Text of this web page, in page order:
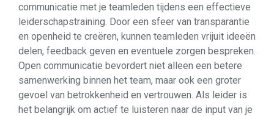
communicatie met je teamleden tijdens een effectieve
leiderschapstraining. Door een sfeer van transparantie
en openheid te creëren, kunnen teamleden vrijuit ideeën
delen, feedback geven en eventuele zorgen bespreken.
Open communicatie bevordert niet alleen een betere
samenwerking binnen het team, maar ook een groter
gevoel van betrokkenheid en vertrouwen. Als leider is
het belangrijk om actief te luisteren naar de input van je